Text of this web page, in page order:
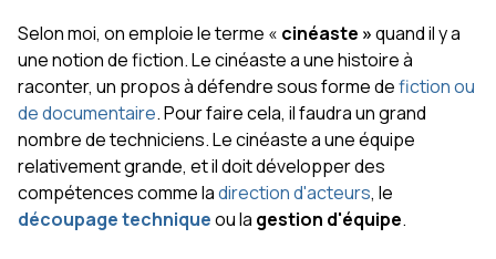
Selon moi, on emploie le terme « cinéaste »quand il y a
une notion de fiction. Le cinéaste a une histoire à
raconter, un propos à défendre sous forme defiction ou
de documentaire. Pour faire cela, il faudra un grand
nombre de techniciens. Le cinéaste a une équipe
relativement grande, et il doit développer des
compétences comme ladirection d'acteurs, le
découpage techniqueou la gestion d'équipe.